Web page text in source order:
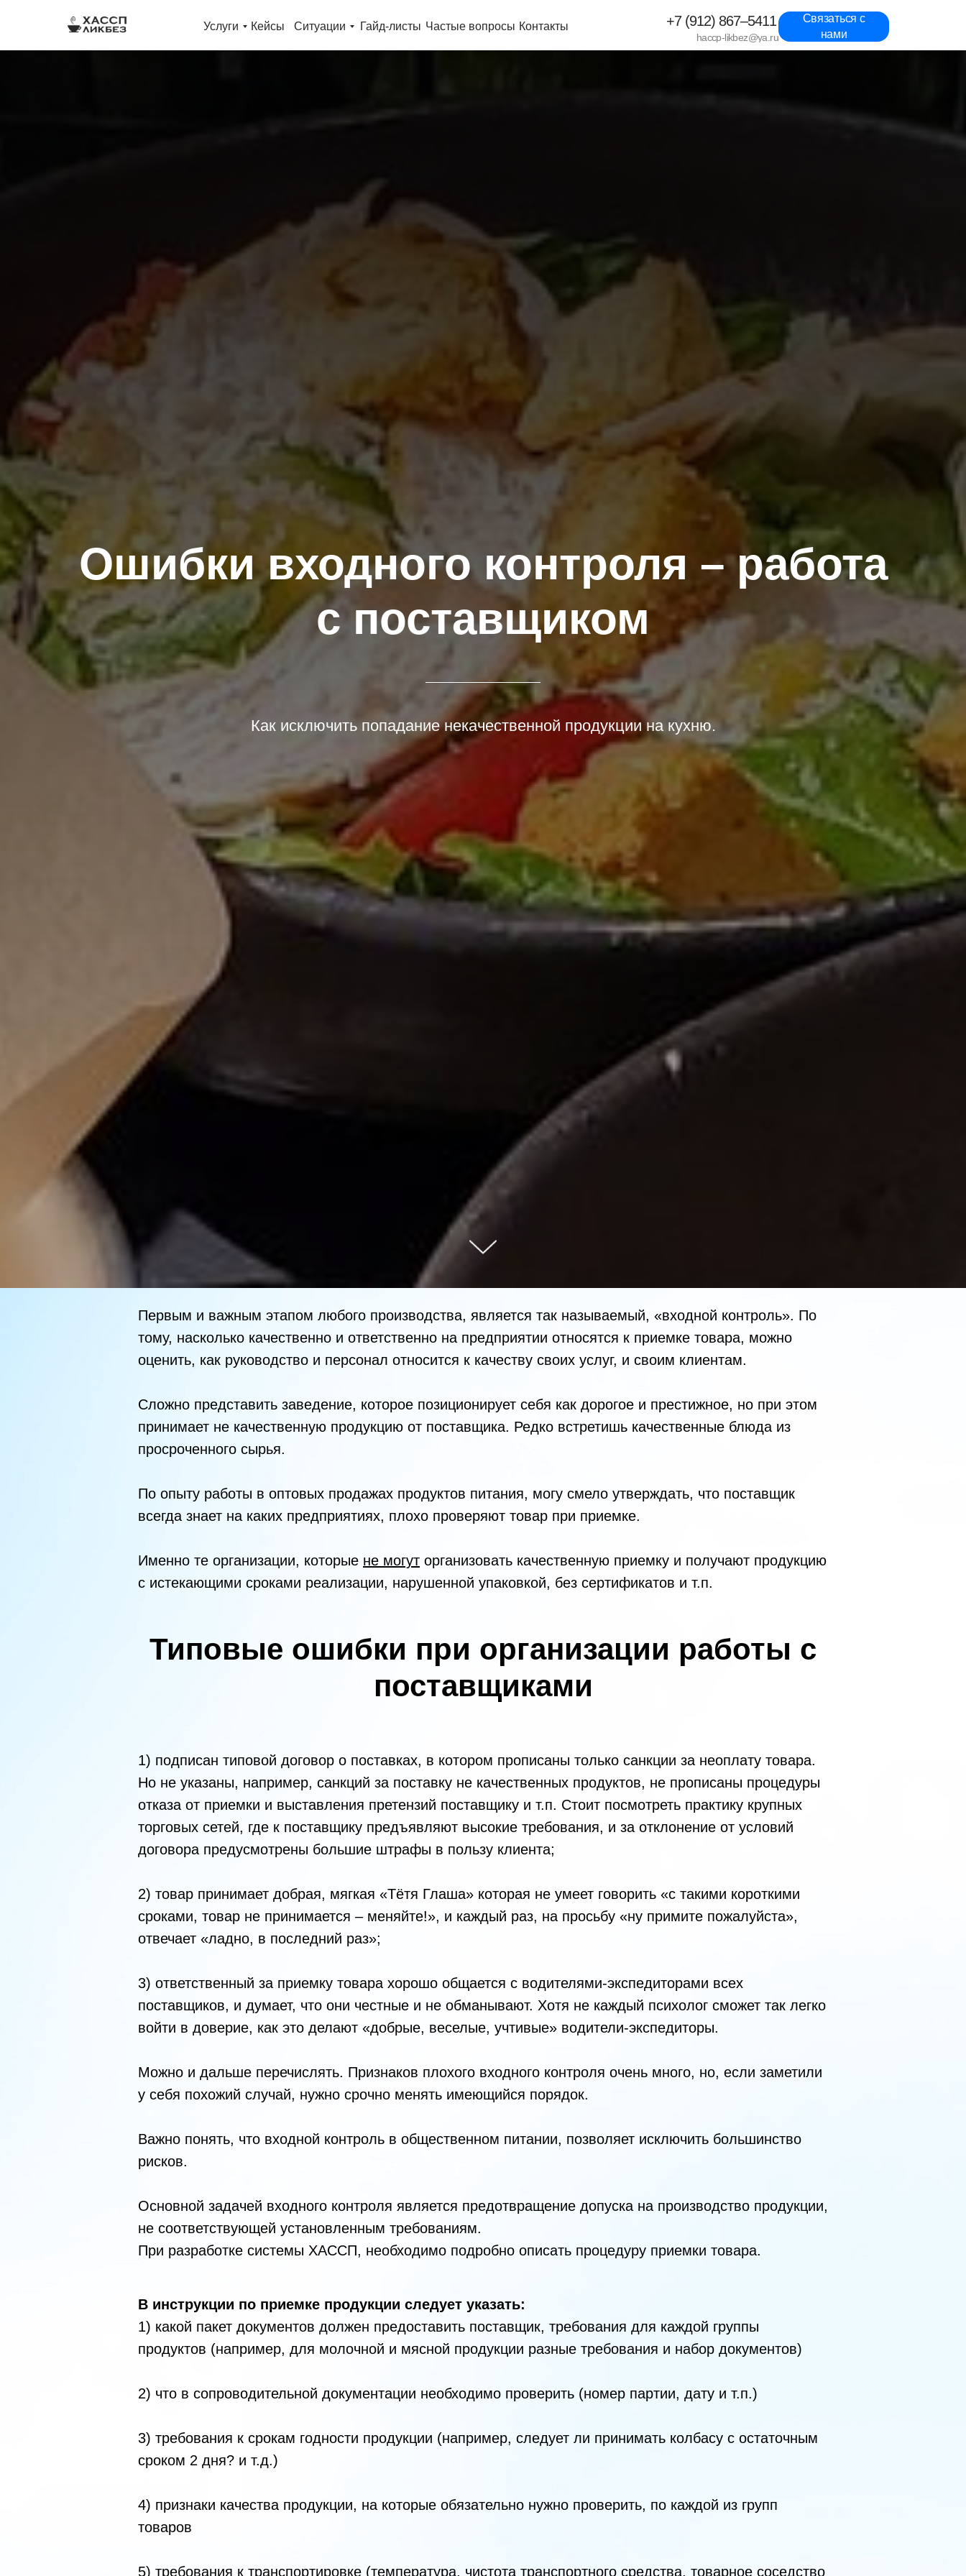
+7 (912) 867–5411
haccp-likbez@ya.ru
Связаться с
нами
Услуги Кейсы Ситуации Гайд-листы Частые вопросы Контакты
Ошибки входного контроля – работа
с поставщиком
Как исключить попадание некачественной продукции на кухню.
Первым и важным этапом любого производства, является так называемый, «входной контроль». По
тому, насколько качественно и ответственно на предприятии относятся к приемке товара, можно
оценить, как руководство и персонал относится к качеству своих услуг, и своим клиентам.
Сложно представить заведение, которое позиционирует себя как дорогое и престижное, но при этом
принимает не качественную продукцию от поставщика. Редко встретишь качественные блюда из
просроченного сырья.
По опыту работы в оптовых продажах продуктов питания, могу смело утверждать, что поставщик
всегда знает на каких предприятиях, плохо проверяют товар при приемке.
Именно те организации, которые не могут организовать качественную приемку и получают продукцию
с истекающими сроками реализации, нарушенной упаковкой, без сертификатов и т.п.
Типовые ошибки при организации работы с
поставщиками
1) подписан типовой договор о поставках, в котором прописаны только санкции за неоплату товара.
Но не указаны, например, санкций за поставку не качественных продуктов, не прописаны процедуры
отказа от приемки и выставления претензий поставщику и т.п. Стоит посмотреть практику крупных
торговых сетей, где к поставщику предъявляют высокие требования, и за отклонение от условий
договора предусмотрены большие штрафы в пользу клиента;
2) товар принимает добрая, мягкая «Тётя Глаша» которая не умеет говорить «с такими короткими
сроками, товар не принимается – меняйте!», и каждый раз, на просьбу «ну примите пожалуйста»,
отвечает «ладно, в последний раз»;
3) ответственный за приемку товара хорошо общается с водителями-экспедиторами всех
поставщиков, и думает, что они честные и не обманывают. Хотя не каждый психолог сможет так легко
войти в доверие, как это делают «добрые, веселые, учтивые» водители-экспедиторы.
Можно и дальше перечислять. Признаков плохого входного контроля очень много, но, если заметили
у себя похожий случай, нужно срочно менять имеющийся порядок.
Важно понять, что входной контроль в общественном питании, позволяет исключить большинство
рисков.
Основной задачей входного контроля является предотвращение допуска на производство продукции,
не соответствующей установленным требованиям.
При разработке системы ХАССП, необходимо подробно описать процедуру приемки товара.
В инструкции по приемке продукции следует указать:
1) какой пакет документов должен предоставить поставщик, требования для каждой группы
продуктов (например, для молочной и мясной продукции разные требования и набор документов)
2) что в сопроводительной документации необходимо проверить (номер партии, дату и т.п.)
3) требования к срокам годности продукции (например, следует ли принимать колбасу с остаточным
сроком 2 дня? и т.д.)
4) признаки качества продукции, на которые обязательно нужно проверить, по каждой из групп
товаров
5) требования к транспортировке (температура, чистота транспортного средства, товарное соседство